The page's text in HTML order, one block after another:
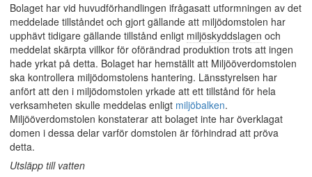
Bolaget har vid huvudförhandlingen ifrågasatt utformningen av det
meddelade tillståndet och gjort gällande att miljödomstolen har
upphävt tidigare gällande tillstånd enligt miljöskyddslagen och
meddelat skärpta villkor för oförändrad produktion trots att ingen
hade yrkat på detta. Bolaget har hemställt att Miljööverdomstolen
ska kontrollera miljödomstolens hantering. Länsstyrelsen har
anfört att den i miljödomstolen yrkade att ett tillstånd för hela
verksamheten skulle meddelas enligt miljöbalken.
Miljööverdomstolen konstaterar att bolaget inte har överklagat
domen i dessa delar varför domstolen är förhindrad att pröva
detta.
Utsläpp till vatten